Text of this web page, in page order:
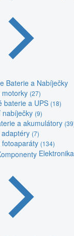
Baterie a Nabíječky
motorky (27)
baterie a UPS (18)
nabíječky (9)
a akumulátory
(7)
(134)